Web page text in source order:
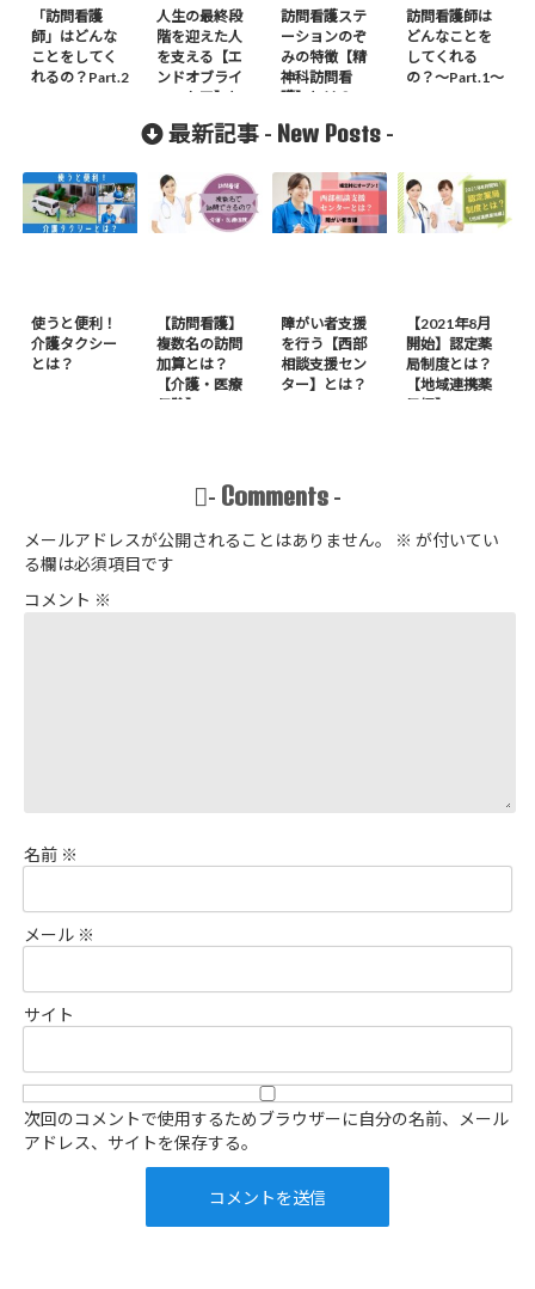
「訪問看護
師」はどんな
ことをしてく
れるの？Part.2
人生の最終段
階を迎えた人
を支える【エ
ンドオブライ
フ・ケア】と
訪問看護ステ
ーションのぞ
みの特徴【精
神科訪問看
護】とは？
訪問看護師は
どんなことを
してくれる
の？〜Part.1〜
最新記事 - New Posts -
使うと便利！
介護タクシー
とは？
【訪問看護】
複数名の訪問
加算とは？
【介護・医療
保険】
障がい者支援
を行う【西部
相談支援セン
ター】とは？
【2021年8月
開始】認定薬
局制度とは？
【地域連携薬
局編】
- Comments -
メールアドレスが公開されることはありません。 ※ が付いてい
る欄は必須項目です
コメント ※
名前 ※
メール ※
サイト
次回のコメントで使用するためブラウザーに自分の名前、メール
アドレス、サイトを保存する。